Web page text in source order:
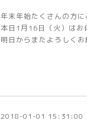
年末年始たくさんの方
本日1月16日（火）はお
明日からまたよろしくお
2018-01-01 15:31:00